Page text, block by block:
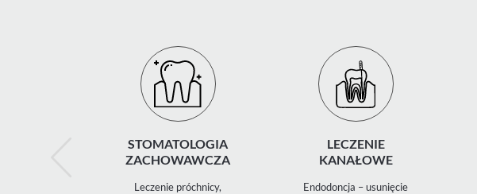
STOMATOLOGIA
ZACHOWAWCZA
Leczenie próchnicy,
LECZENIE
KANAŁOWE
Endodoncja – usunięcie